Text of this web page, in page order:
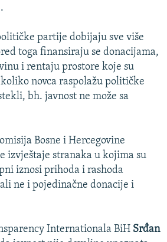
BIH
partije dobijaju sve više
toga finansiraju se donacijama,
i rentaju prostore koje su
novca raspolažu političke
bh. javnost ne može sa
Bosne i Hercegovine
izvještaje stranaka u kojima su
iznosi prihoda i rashoda
ne i pojedinačne donacije i
Internationala BiH Srđan